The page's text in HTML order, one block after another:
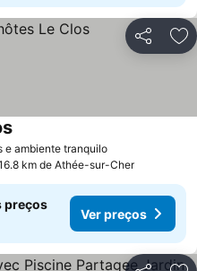
Partilhar
e ambiente tranquiloVer preços
Ver preços
km de Athée-sur-Cher
preços
Ver preços